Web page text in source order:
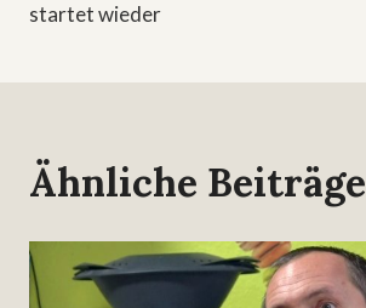
startet wieder
Ähnliche Beiträge